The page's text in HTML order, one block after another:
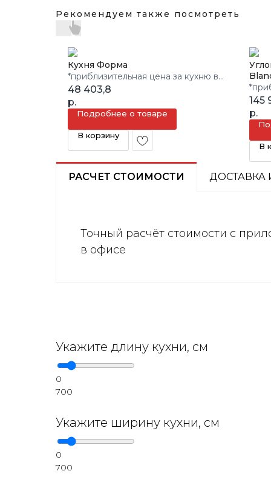
Рекомендуем также посмотреть
Кухня Форма
*приблизительная цена за кухню в
3 кв.м.
48 403,8
р.
Подробнее о товаре
В корзину
3
145
р.
В
РАСЧЕТ СТОИМОСТИ ДОСТАВКА
Точный расчёт стоимости с
в офисе
Укажите длину кухни, см
0
700
Укажите ширину кухни, см
0
700